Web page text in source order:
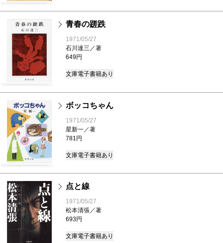
青春の蹉跌
1971/05/27
石川達三／著
649円
文庫電子書籍あり
ボッコちゃん
1971/05/27
星新一／著
781円
文庫電子書籍あり
点と線
1971/05/27
松本清張／著
693円
文庫電子書籍あり